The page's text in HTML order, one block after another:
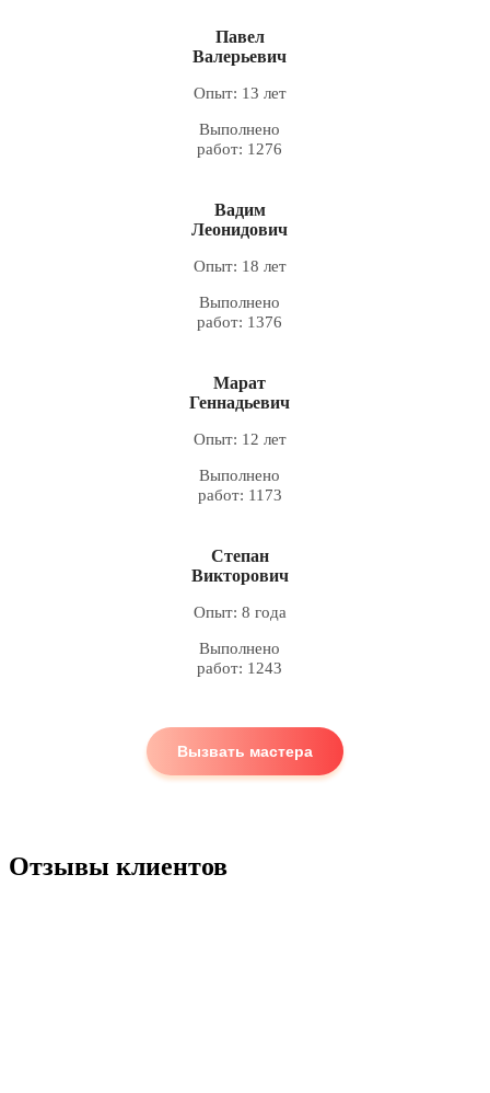
Павел
Валерьевич
Опыт: 13 лет
Выполнено
работ: 1276
Вадим
Леонидович
Опыт: 18 лет
Выполнено
работ: 1376
Марат
Геннадьевич
Опыт: 12 лет
Выполнено
работ: 1173
Степан
Викторович
Опыт: 8 года
Выполнено
работ: 1243
Вызвать мастера
Отзывы клиентов